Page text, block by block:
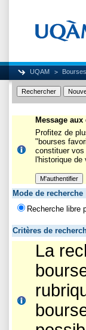
UQAM
Message
Profitez de
"bourses
constituer vos
l'historique
Mode de recherche
Recherche libre
Critères de
La